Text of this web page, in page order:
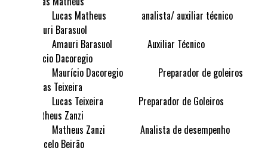
Lucas Matheus
analista/ auxiliar técnico
Amauri Barasuol
Auxiliar Técnico
Maurício Dacoregio
Preparador de goleiros
Lucas Teixeira
Preparador de Goleiros
Matheus Zanzi
Analista de desempenho